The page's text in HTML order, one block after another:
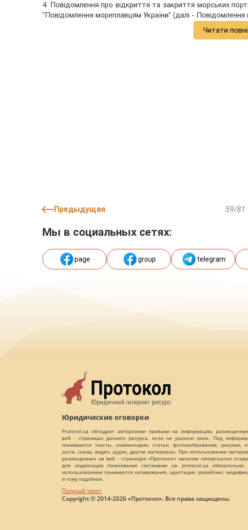
4. Повідомлення про відкриття та закриття морських
"Повідомлення мореплавцям України" (далі - Повідомлення
Читати
Предыдущая 59/81
Мы в социальных сетях:
page group telegram
Юридические оговорки
Protocol.ua обладает авторскими правами на информацию,
веб - страницах данного ресурса, если не указано иное. Под
понимаются тексты, комментарии, статьи, фотоизображения, рисунки,
шота, сканы, видео, аудио, другие материалы. При использовании
размещенных на веб - страницах «Протокол» наличие гиперссылки
для индексации поисковыми системами на protocol.ua
использованием понимается копирования, адаптация, рерайтинг,
и тому подобное.
Полный текст
Copyright © 2014-2026 «Протокол». Все права защищены.